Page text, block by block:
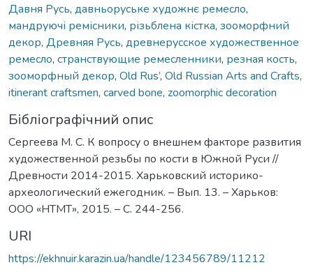
Давня Русь, давньоруське художнє ремесло,
мандруючі ремісники, різьблена кістка, зооморфний
декор, Древняя Русь, древнерусское художественное
ремесло, странствующие ремесленники, резная кость,
зооморфный декор, Old Rus’, Old Russian Arts and Crafts,
itinerant craftsmen, carved bone, zoomorphic decoration
Бібліографічний опис
Сергеева М. С. К вопросу о внешнем факторе развития
художественной резьбы по кости в Южной Руси //
Древности 2014-2015. Харьковский историко-
археологический ежегодник. – Вып. 13. – Харьков:
ООО «НТМТ», 2015. – С. 244-256.
URI
https://ekhnuir.karazin.ua/handle/123456789/11212